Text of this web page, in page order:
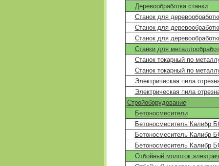
Деревообработка станки
Станок для
Станок для
Станок для
Станки для
Станок токарный по
Станок токарный по
Электрическая пила
Электрическая пила
Стройоборудование
Бетоносмесители
Бетоносмеситель Калибр
Бетоносмеситель Калибр
Бетоносмеситель Калибр
Отбойный молоток